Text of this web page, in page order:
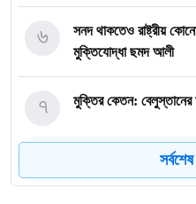
সনদ থাকতেও রাষ্ট্রীয় কোনো
মুক্তিযোদ্ধা ছমদ আলী
৬
মুক্তির কেতন: বেলুস্তানের
৭
জামছড়ির প্রবীণ ব্যক্তি
গভীর শোক
৮